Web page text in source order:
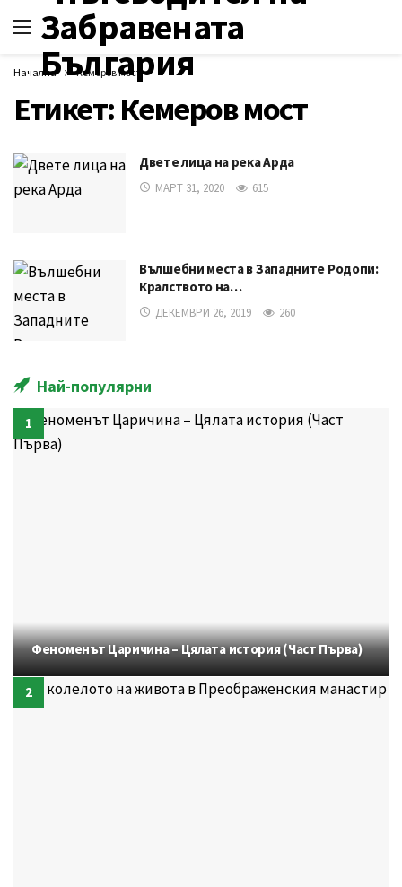
Начална Кемеров мост
Етикет: Кемеров мост
Двете лица на река Арда
МАРТ 31, 2020 615
Вълшебни места в Западните Родопи:
Кралството на…
ДЕКЕМВРИ 26, 2019 260
Най-популярни
Феноменът Царичина – Цялата история (Част Първа)